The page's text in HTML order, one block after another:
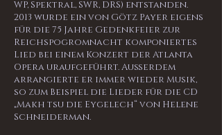
WP, Spektral, SWR, DRS) entstanden.
2013 wurde ein von Götz Payer eigens
für die 75 Jahre Gedenkfeier zur
Reichspogromnacht komponiertes
Lied bei einem Konzert der Atlanta
Opera uraufgeführt. Außerdem
arrangierte er immer wieder Musik,
so zum Beispiel die Lieder für die CD
„Makh tsu die Eygelech“ von Helene
Schneiderman.